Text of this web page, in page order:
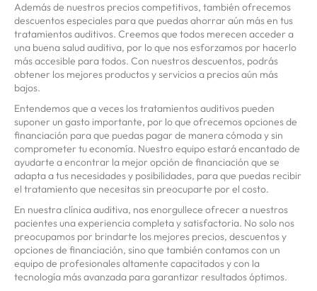
Además de nuestros precios competitivos, también ofrecemos
descuentos especiales para que puedas ahorrar aún más en tus
tratamientos auditivos. Creemos que todos merecen acceder a
una buena salud auditiva, por lo que nos esforzamos por hacerlo
más accesible para todos. Con nuestros descuentos, podrás
obtener los mejores productos y servicios a precios aún más
bajos.
Entendemos que a veces los tratamientos auditivos pueden
suponer un gasto importante, por lo que ofrecemos opciones de
financiación para que puedas pagar de manera cómoda y sin
comprometer tu economía. Nuestro equipo estará encantado de
ayudarte a encontrar la mejor opción de financiación que se
adapta a tus necesidades y posibilidades, para que puedas recibir
el tratamiento que necesitas sin preocuparte por el costo.
En nuestra clínica auditiva, nos enorgullece ofrecer a nuestros
pacientes una experiencia completa y satisfactoria. No solo nos
preocupamos por brindarte los mejores precios, descuentos y
opciones de financiación, sino que también contamos con un
equipo de profesionales altamente capacitados y con la
tecnología más avanzada para garantizar resultados óptimos.